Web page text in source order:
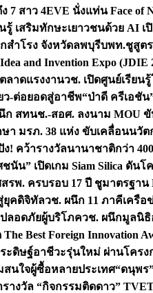
7 สาว 4EVE นั่งแท่น Face of
รู้ เสริมทักษะเยาวชนด้วย AI
สำโรง จังหวัดลพบุรีบพท.ชูสูตร
and Invention Expo
ลาดแรงงานวช. เปิดศูนย์เรียน
ว-ต่อยอดสู่อาชีพ“ป่าดี ครีเอชัน
ก สทนช.-สอศ. ลงนาม MOU
า มรภ. 38 แห่ง ขับเคลื่อนน
! คว้ารางวัลนานาชาติกว่า
นัน” เปิดเกม Siam Silica ดัน
สรพ. ครบรอบ 17 ปี ชูมาตรฐา
ยุคดิจิทัลวช. ผนึก 11 ภาคีเครือ
ลอดภัยผู้บริโภควช. ผนึกมูลนิธิ
Best Foreign Innovation
ดิษฐ์อาชีวะรุ่นใหม่ ผ่านโครง
นใจผู้ซื้อหลายประเทศ“ดนุพร
วัล “กิจกรรมติดดาว” TVET